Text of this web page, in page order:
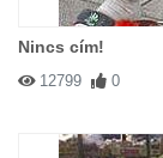
Nincs cím!
12799 0